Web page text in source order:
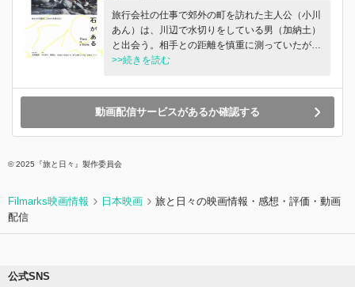
旅行会社の仕事で郊外の町を訪れた主人公（小川
あん）は、川辺で水切りをしている男（加納土）
と出会う。相手との距離を慎重に測っていたが、
いつしか二人は上流へ向かって歩きだしていた
>>続きを読む
動画配信サービスがあるか確認する
© 2025『旅と日々』製作委員会
Filmarks映画情報 日本映画
旅と日々の映画情報・感想・評価・動画
配信
公式SNS